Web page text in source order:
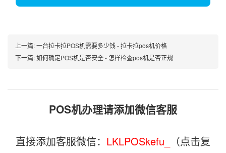
上一篇:一台拉卡拉POS机需要多少钱 - 拉卡拉pos机价格
下一篇:如何确定POS机是否安全 - 怎样检查pos机是否正规
POS机办理请添加微信客服
直接添加客服微信： LKLPOSkefu_ （点击复